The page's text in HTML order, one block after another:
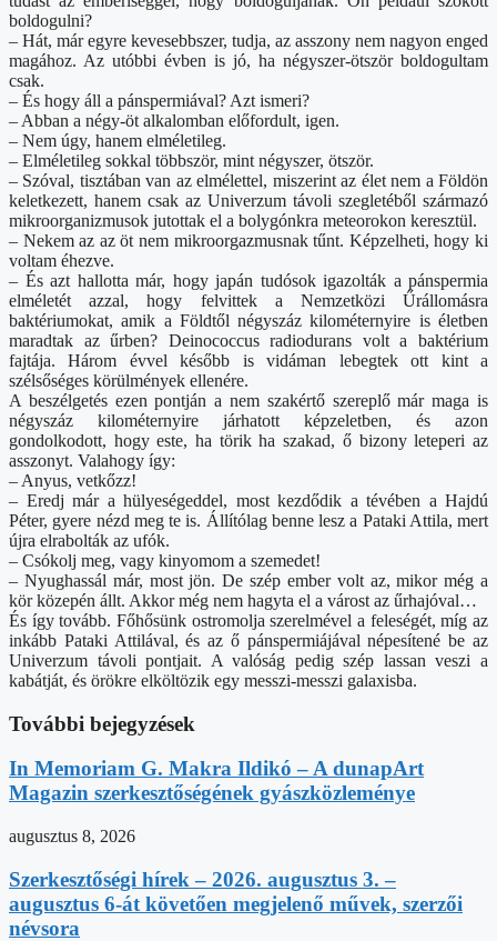
boldogulni?
– Hát, már egyre kevesebbszer, tudja, az asszony nem nagyon enged
magához. Az utóbbi évben is jó, ha négyszer-ötször boldogultam
csak.
– És hogy áll a pánspermiával? Azt ismeri?
– Abban a négy-öt alkalomban előfordult, igen.
– Nem úgy, hanem elméletileg.
– Elméletileg sokkal többször, mint négyszer, ötször.
– Szóval, tisztában van az elmélettel, miszerint az élet nem a Földön
keletkezett, hanem csak az Univerzum távoli szegletéből származó
mikroorganizmusok jutottak el a bolygónkra meteorokon keresztül.
– Nekem az az öt nem mikroorgazmusnak tűnt. Képzelheti, hogy ki
voltam éhezve.
– És azt hallotta már, hogy japán tudósok igazolták a pánspermia
elméletét azzal, hogy felvittek a Nemzetközi Űrállomásra
baktériumokat, amik a Földtől négyszáz kilométernyire is életben
maradtak az űrben? Deinococcus radiodurans volt a baktérium
fajtája. Három évvel később is vidáman lebegtek ott kint a
szélsőséges körülmények ellenére.
A beszélgetés ezen pontján a nem szakértő szereplő már maga is
négyszáz kilométernyire járhatott képzeletben, és azon
gondolkodott, hogy este, ha törik ha szakad, ő bizony leteperi az
asszonyt. Valahogy így:
– Anyus, vetkőzz!
– Eredj már a hülyeségeddel, most kezdődik a tévében a Hajdú
Péter, gyere nézd meg te is. Állítólag benne lesz a Pataki Attila, mert
újra elrabolták az ufók.
– Csókolj meg, vagy kinyomom a szemedet!
– Nyughassál már, most jön. De szép ember volt az, mikor még a
kör közepén állt. Akkor még nem hagyta el a várost az űrhajóval…
És így tovább. Főhősünk ostromolja szerelmével a feleségét, míg az
inkább Pataki Attilával, és az ő pánspermiájával népesítené be az
Univerzum távoli pontjait. A valóság pedig szép lassan veszi a
kabátját, és örökre elköltözik egy messzi-messzi galaxisba.
További bejegyzések
In Memoriam G. Makra Ildikó – A dunapArt
Magazin szerkesztőségének gyászközleménye
augusztus 8, 2026
Szerkesztőségi hírek – 2026. augusztus 3. –
augusztus 6-át követően megjelenő művek, szerzői
névsora